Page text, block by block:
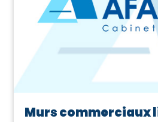
Murs commerciaux